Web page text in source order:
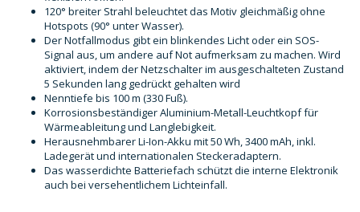
120° breiter Strahl beleuchtet das Motiv gleichmäßig ohne
Hotspots (90° unter Wasser).
Der Notfallmodus gibt ein blinkendes Licht oder ein SOS-
Signal aus, um andere auf Not aufmerksam zu machen. Wird
aktiviert, indem der Netzschalter im ausgeschalteten Zustand
5 Sekunden lang gedrückt gehalten wird
Nenntiefe bis 100 m (330 Fuß).
Korrosionsbeständiger Aluminium-Metall-Leuchtkopf für
Wärmeableitung und Langlebigkeit.
Herausnehmbarer Li-Ion-Akku mit 50 Wh, 3400 mAh, inkl.
Ladegerät und internationalen Steckeradaptern.
Das wasserdichte Batteriefach schützt die interne Elektronik
auch bei versehentlichem Lichteinfall.